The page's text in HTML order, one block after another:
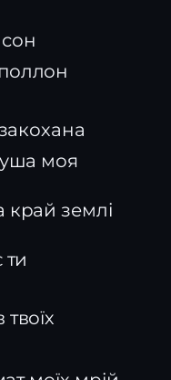
моя
край землі